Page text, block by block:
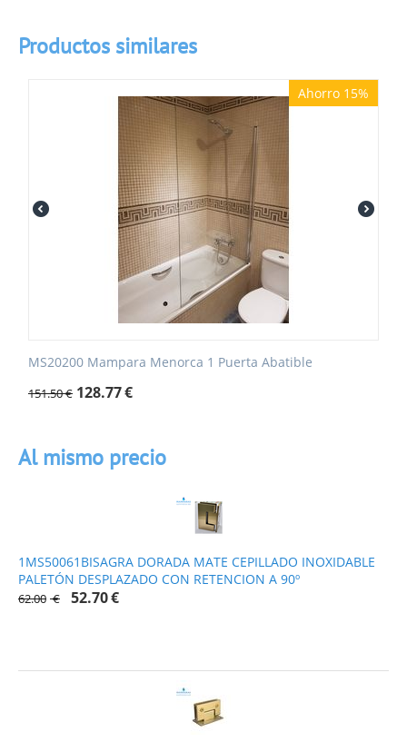
Productos similares
Ahorro 15%
MS20200 Mampara Menorca 1 Puerta Abatible
151.50€ 128.77€
Al mismo precio
1MS50061BISAGRA DORADA MATE CEPILLADO INOXIDABLE
PALETÓN DESPLAZADO CON RETENCION A 90º
62.00 € 52.70€